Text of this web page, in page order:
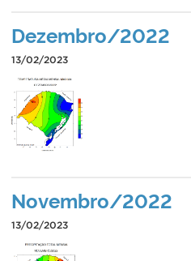
Dezembro/2022
13/02/2023
Novembro/2022
13/02/2023